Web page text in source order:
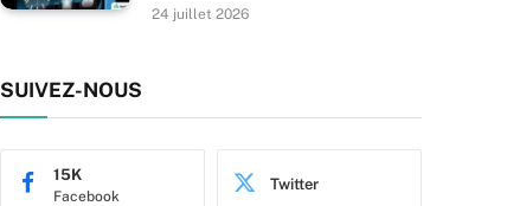
24 juillet 2026
SUIVEZ-NOUS
Facebook
15K Twitter